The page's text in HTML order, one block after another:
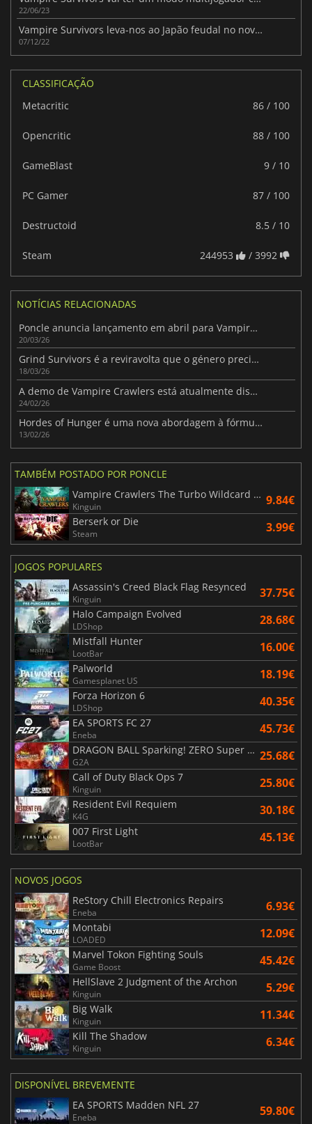
22/06/23
Vampire Survivors leva-nos ao Japão feudal no novo DLC
07/12/22
CLASSIFICAÇÃO
Metacritic
86 / 100
Opencritic 88 / 100
GameBlast 9 / 10
PC Gamer 87 / 100
Destructoid 8.5 / 10
Steam 244953 / 3992
NOTÍCIAS RELACIONADAS
Poncle anuncia lançamento em abril para Vampire Crawlers
20/03/26
Grind Survivors é a reviravolta que o género precisava
18/03/26
A demo de Vampire Crawlers está atualmente disponível para PC
24/02/26
Hordes of Hunger é uma nova abordagem à fórmula dos sobreviventes
13/02/26
TAMBÉM POSTADO POR PONCLE
Vampire Crawlers The Turbo Wildcard from Vampire Survivors
Kinguin 9.84€
Berserk or Die
Steam 3.99€
JOGOS POPULARES
Assassin's Creed Black Flag Resynced
Kinguin 37.75€
Halo Campaign Evolved
LDShop 28.68€
Mistfall Hunter
LootBar 16.00€
Palworld
Gamesplanet US 18.19€
Forza Horizon 6
LDShop 40.35€
EA SPORTS FC 27
Eneba 45.73€
DRAGON BALL Sparking! ZERO Super Limit Breaking NEO
G2A 25.68€
Call of Duty Black Ops 7
Kinguin 25.80€
Resident Evil Requiem
K4G 30.18€
007 First Light
LootBar 45.13€
NOVOS JOGOS
ReStory Chill Electronics Repairs
Eneba 6.93€
Montabi
LOADED 12.09€
Marvel Tokon Fighting Souls
Game Boost 45.42€
HellSlave 2 Judgment of the Archon
Kinguin 5.29€
Big Walk
Kinguin 11.34€
Kill The Shadow
Kinguin 6.34€
DISPONÍVEL BREVEMENTE
EA SPORTS Madden NFL 27
Eneba 59.80€